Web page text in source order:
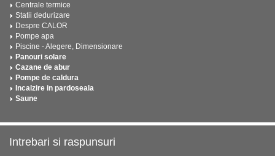
Centrale termice
Statii dedurizare
Despre CALOR
Pompe apa
Piscine - Alegere, Dimensionare
Panouri solare
Cazane de abur
Pompe de caldura
Incalzire in pardoseala
Saune
Intrebari si raspunsuri